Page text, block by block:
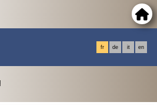
fr de it en